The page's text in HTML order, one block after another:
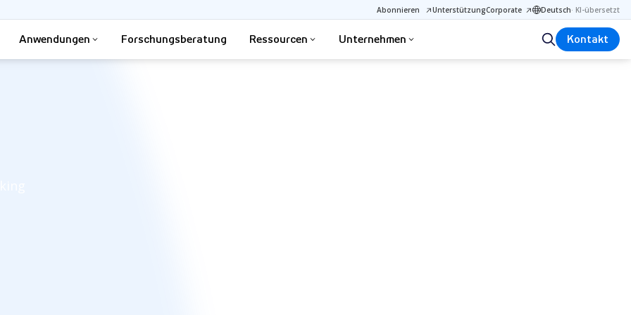
Abonnieren UnterstützungCorporate Deutsch· KI-übersetzt
Anwendungen Forschungsberatung Ressourcen Unternehmen Kontakt